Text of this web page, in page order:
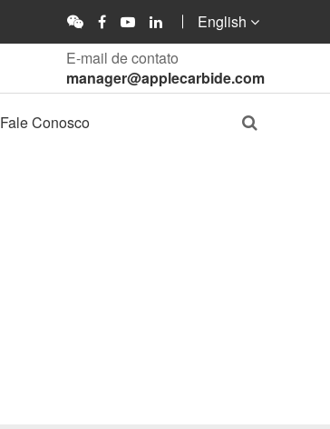
English
E-mail de contato
manager@applecarbide.com
Fale Conosco